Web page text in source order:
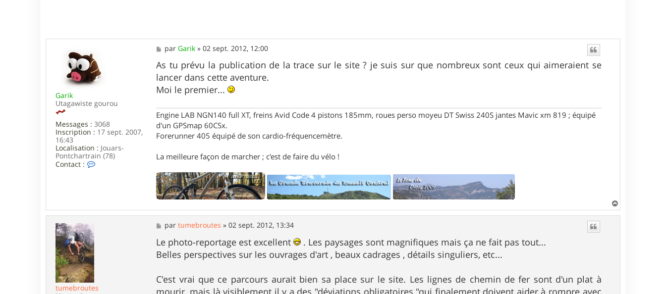
Garik
Utagawiste gourou
Messages : 3068
Inscription : 17 sept. 2007,
16:43
Localisation : Jouars-
Pontchartrain (78)
Contact :
t
e
M
e
s
s
a
g
e
parGarik »02 sept. 2012, 12:00
As tu prévu la publication de la trace sur le site ? je suis sur que nombreux sont ceux qui aimeraient se
lancer dans cette aventure.
Moi le premier...
Engine LAB NGN140 full XT, freins Avid Code 4 pistons 185mm, roues perso moyeu DT Swiss 240S jantes Mavic xm 819 ; équipé
d'un GPSmap 60CSx.
Forerunner 405 équipé de son cardio-fréquencemètre.
La meilleure façon de marcher ; c'est de faire du vélo !
a
tumebroutes
M
e
s
s
a
partumebroutes »02 sept. 2012, 13:34
Le photo-reportage est excellent
. Les paysages sont magnifiques mais ça ne fait pas tout...
Belles perspectives sur les ouvrages d'art , beaux cadrages , détails singuliers, etc...
C'est vrai que ce parcours aurait bien sa place sur le site. Les lignes de chemin de fer sont d'un plat à
mourir, mais là visiblement il y a des "déviations obligatoires "qui finalement doivent aider à rompre avec